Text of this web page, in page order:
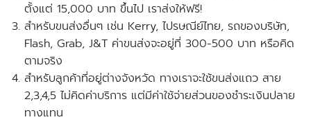
ตั้งแต่ 15,000 บาท ขึ้นไป เราส่งให้ฟรี!
สำหรับขนส่งอื่นๆ เช่น Kerry, ไปรษณีย์ไทย, รถของบริษัท,
Flash, Grab, J&T ค่าขนส่งจะอยู่ที่ 300-500 บาท หรือคิด
ตามจริง
สำหรับลูกค้าที่อยู่ต่างจังหวัด ทางเราจะใช้ขนส่งแถว สาย
2,3,4,5 ไม่คิดค่าบริการ แต่มีค่าใช้จ่ายส่วนของชำระเงินปลาย
ทางแทน